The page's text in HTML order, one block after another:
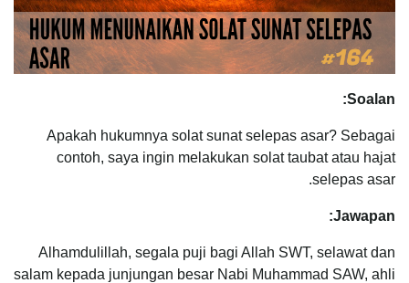
Soalan:
Apakah hukumnya solat sunat selepas asar? Sebagai
contoh, saya ingin melakukan solat taubat atau hajat
selepas asar.
Jawapan:
Alhamdulillah, segala puji bagi Allah SWT, selawat dan
salam kepada junjungan besar Nabi Muhammad SAW, ahli